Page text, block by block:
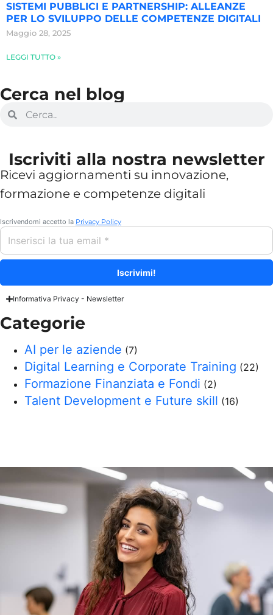
SISTEMI PUBBLICI E PARTNERSHIP: ALLEANZE
PER LO SVILUPPO DELLE COMPETENZE DIGITALI
Maggio 28, 2025
LEGGI TUTTO »
Cerca nel blog
Iscriviti alla nostra newsletter
Ricevi aggiornamenti su innovazione,
formazione e competenze digitali
Iscrivendomi accetto la Privacy Policy
Informativa Privacy - Newsletter
Categorie
AI per le aziende (7)
Digital Learning e Corporate Training (22)
Formazione Finanziata e Fondi (2)
Talent Development e Future skill (16)